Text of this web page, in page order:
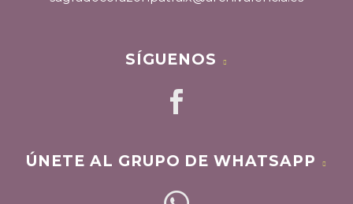
SÍGUENOS
ÚNETE AL GRUPO DE WHATSAPP